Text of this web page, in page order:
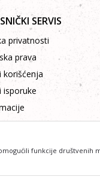
SERVIS
privatnosti
prava
korišćenja
isporuke
platnim karticama
funkcije društvenih